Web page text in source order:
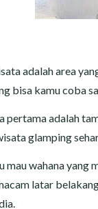
adalah area
bisa kamu coba
pertama adalah
glamping
mau wahana
latar